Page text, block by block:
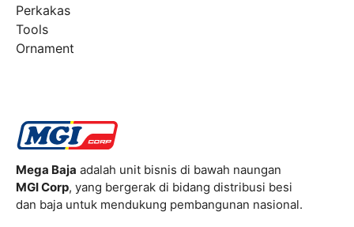
Perkakas
Tools
Ornament
Mega Baja adalah unit bisnis di bawah naungan
MGI Corp, yang bergerak di bidang distribusi besi
dan baja untuk mendukung pembangunan nasional.